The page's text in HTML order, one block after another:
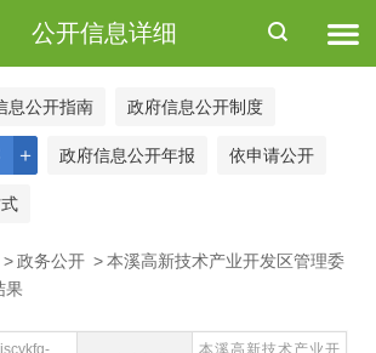
公开信息详细
息公开指南 政府信息公开制度
＋ 政府信息公开年报 依申请公开
> 政务公开 > 本溪高新技术产业开发区管理委
果
本溪高新技术产业开